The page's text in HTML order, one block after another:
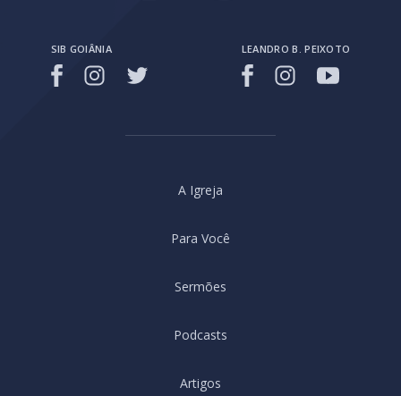
SIB GOIÂNIA LEANDRO B. PEIXOTO
A Igreja
Para Você
Sermões
Podcasts
Artigos